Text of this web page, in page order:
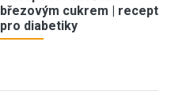
březovým cukrem | recept
pro diabetiky